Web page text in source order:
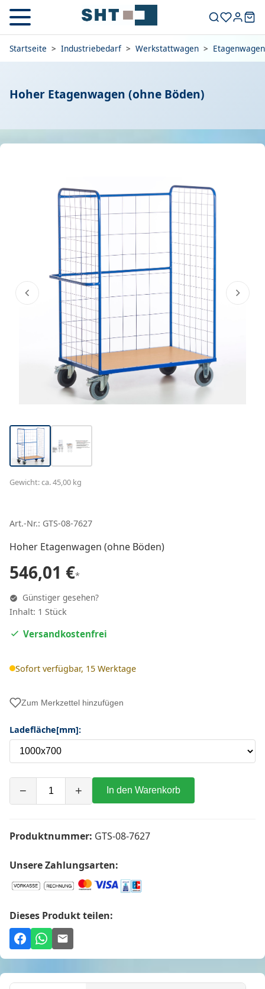
Startseite > Industriebedarf > Werkstattwagen > Etagenwagen
Hoher Etagenwagen (ohne Böden)
Gewicht: ca. 45,00 kg
Art.-Nr.: GTS-08-7627
Hoher Etagenwagen (ohne Böden)
546,01 €*
Günstiger gesehen?
Inhalt: 1 Stück
Versandkostenfrei
Sofort verfügbar, 15 Werktage
Zum Merkzettel hinzufügen
Ladefläche[mm]:
− + In den Warenkorb
Produktnummer: GTS-08-7627
Unsere Zahlungsarten:
Dieses Produkt teilen: